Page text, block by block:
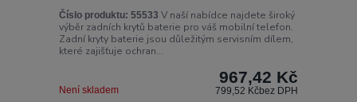
Číslo produktu: 55533 V naší nabídce najdete široký
výběr zadních krytů baterie pro váš mobilní telefon.
Zadní kryty baterie jsou důležitým servisním dílem,
které zajišťuje ochran...
967,42 Kč
799,52 Kčbez DPH
Není skladem